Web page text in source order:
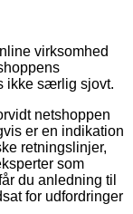
virksomhed
ikke særlig sjovt.
netshoppen
er en indikation
retningslinjer,
som
du anledning til
for udfordringer